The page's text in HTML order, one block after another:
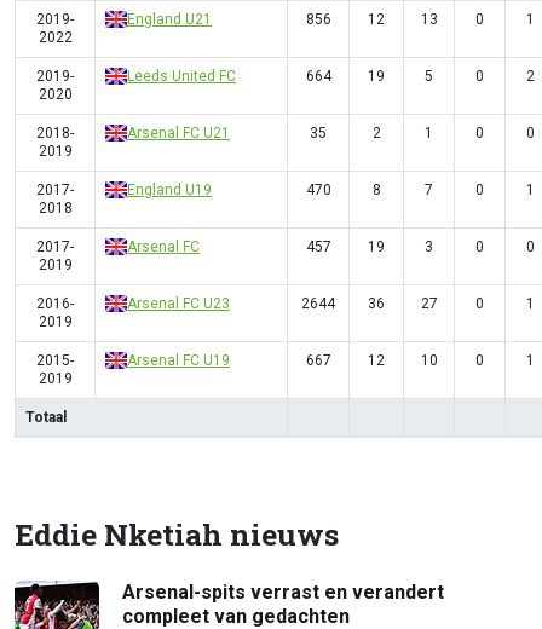
2019-
2022
England U21 856 12 13 0 1
2019-
2020
Leeds United FC 664 19 5 0 2
2018-
2019
Arsenal FC U21 35 2 1 0 0
2017-
2018
England U19 470 8 7 0 1
2017-
2019
Arsenal FC 457 19 3 0 0
2016-
2019
Arsenal FC U23 2644 36 27 0 1
2015-
2019
Arsenal FC U19 667 12 10 0 1
Totaal
Eddie Nketiah nieuws
Arsenal-spits verrast en verandert
compleet van gedachten